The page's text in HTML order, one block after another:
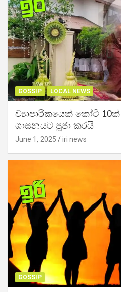
GOSSIP LOCAL NEWS
ව්‍යාපාරිකයෙක් කෝටි
ශාසනයට පූජා කරයි
June 1, 2025 iri news
GOSSIP